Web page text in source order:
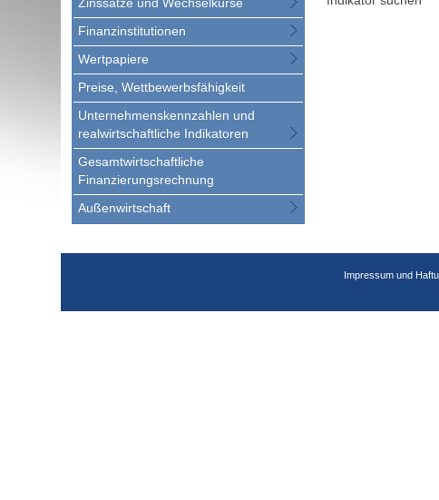
Zinssätze und Wechselkurse
Finanzinstitutionen
Wertpapiere
Preise, Wettbewerbsfähigkeit
Unternehmenskennzahlen und
realwirtschaftliche Indikatoren
Gesamtwirtschaftliche
Finanzierungsrechnung
Außenwirtschaft
Impressum und